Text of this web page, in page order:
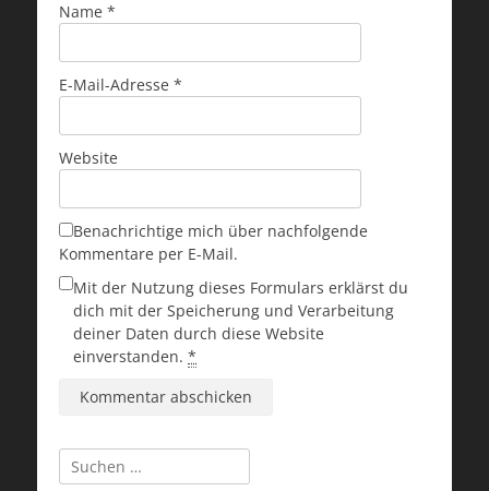
Name *
E-Mail-Adresse *
Website
Benachrichtige mich über nachfolgende
Kommentare per E-Mail.
Mit der Nutzung dieses Formulars erklärst du
dich mit der Speicherung und Verarbeitung
deiner Daten durch diese Website
einverstanden. *
Suchen
nach: